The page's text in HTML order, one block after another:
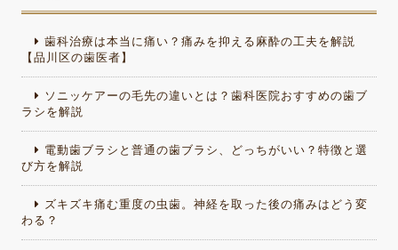
歯科治療は本当に痛い？痛みを抑える麻酔の工夫を解説
【品川区の歯医者】
ソニッケアーの毛先の違いとは？歯科医院おすすめの歯ブ
ラシを解説
電動歯ブラシと普通の歯ブラシ、どっちがいい？特徴と選
び方を解説
ズキズキ痛む重度の虫歯。神経を取った後の痛みはどう変
わる？